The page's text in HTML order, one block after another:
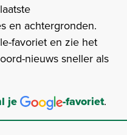
en achtergronden.
favoriet en zie het
nieuws sneller als
je
-favoriet.